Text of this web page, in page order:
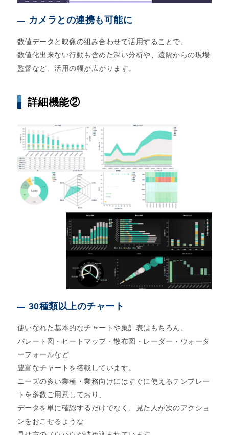
カメラとの連携も可能に
数値データと映像の組み合わせて活用することで、
数値化出来ない行動も含めた深い分析や、遠隔からの現場
監督など、活用の幅が広がります。
詳細機能②
30種類以上のチャート
使いなれた基本的なチャートや集計表はもちろん、
パレート図・ヒートマップ・散布図・レーダー・ウォータ
ーフォールなど
豊富なチャートを搭載しています。
ニーズの多い業種・業務向けにはすぐに使えるテンプレー
トを多数ご用意しており、
データを単に確認するだけでなく、見た人が次のアクショ
ンをおこせるような